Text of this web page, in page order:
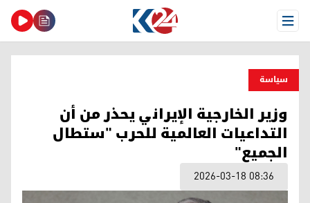
Open Menu
سیاسة
وزير الخارجية الإيراني يحذر من أن
التداعيات العالمية للحرب "ستطال
الجميع"
2026-03-18 08:36